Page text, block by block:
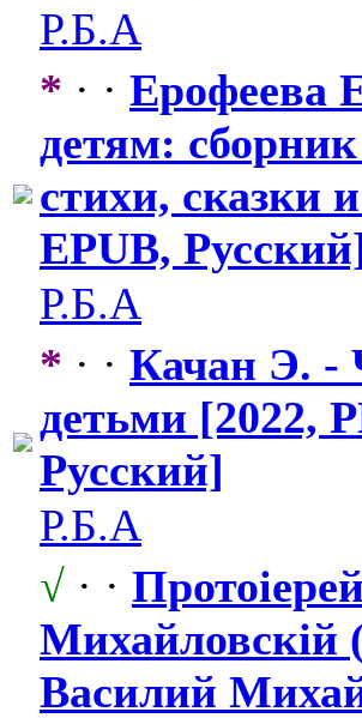
Р.Б.А
* · · Ерофеева
детям:
стихи, сказки
EPUB,
Р.Б.А
* · · Качан Э. -
детьми [2022,
Русский]
Р.Б.А
√ · ·
Михайловскiй
Василий